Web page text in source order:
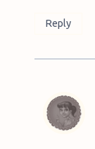
Reply